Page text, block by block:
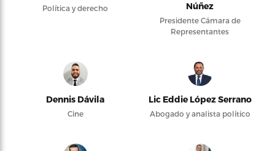
Política y derecho
Núñez
Presidente Cámara de
Representantes
Dennis Dávila
Cine
Lic Eddie López Serrano
Abogado y analista político